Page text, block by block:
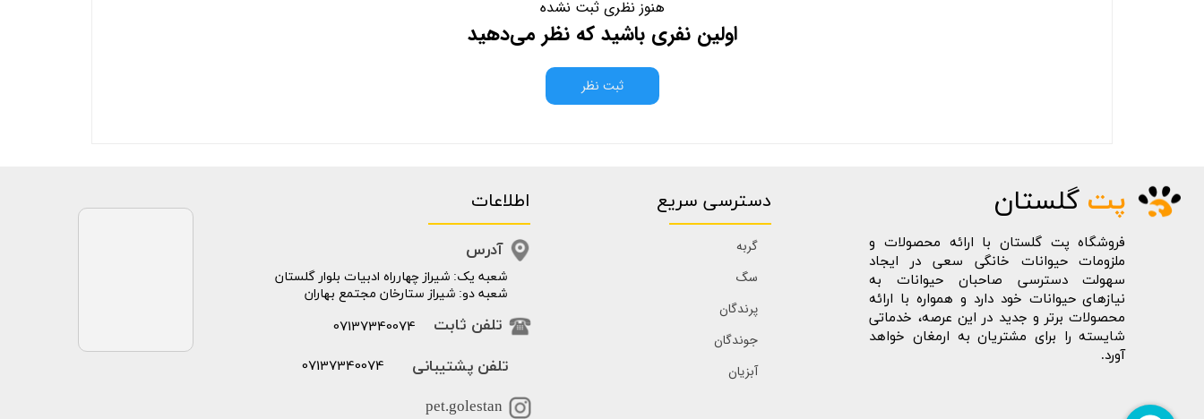
هنوز نظری ثبت نشده
اولین نفری باشید که نظر می‌دهید
ثبت نظر
پت گلستان
فروشگاه پت گلستان با ارائه محصولات و
ملزومات حیوانات خانگی سعی در ایجاد
سهولت دسترسی صاحبان حیوانات به
نیازهای حیوانات خود دارد و همواره با ارائه
محصولات برتر و جدید در این عرصه، خدماتی
شایسته را برای مشتریان به ارمغان خواهد
آورد.
دسترسی سریع
گربه
سگ
پرندگان
جوندگان
آبزیان
​​شعبه یک: شیراز چهارراه ادبیات بلوار گلستان
شعبه دو: شیراز ستارخان مجتمع بهاران
اطلاعات
آدرس
تلفن ثابت 07137340074
pet.golestan
تلفن پشتیبانی 07137340074